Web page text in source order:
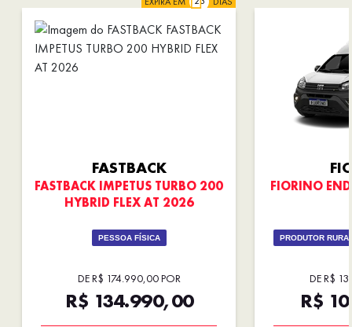
FASTBACK
FASTBACK IMPETUS TURBO 200
HYBRID FLEX AT 2026
PESSOA FÍSICA
DE R$ 174.990,00 POR
R$ 134.990,00
FIORINO
PRODUTOR
DE R$
R$